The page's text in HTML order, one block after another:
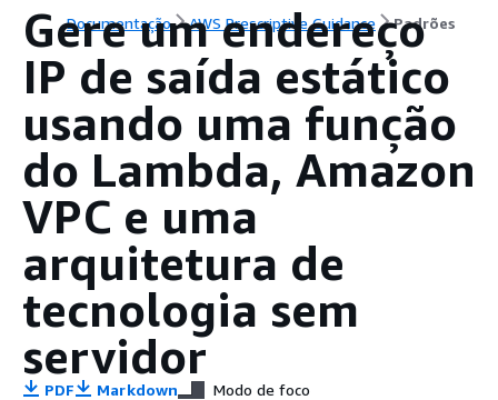
Documentação AWS Prescriptive Guidance Padrões
Gere um endereço
IP de saída estático
usando uma função
do Lambda, Amazon
VPC e uma
arquitetura de
tecnologia sem
servidor
PDF Markdown Modo de foco